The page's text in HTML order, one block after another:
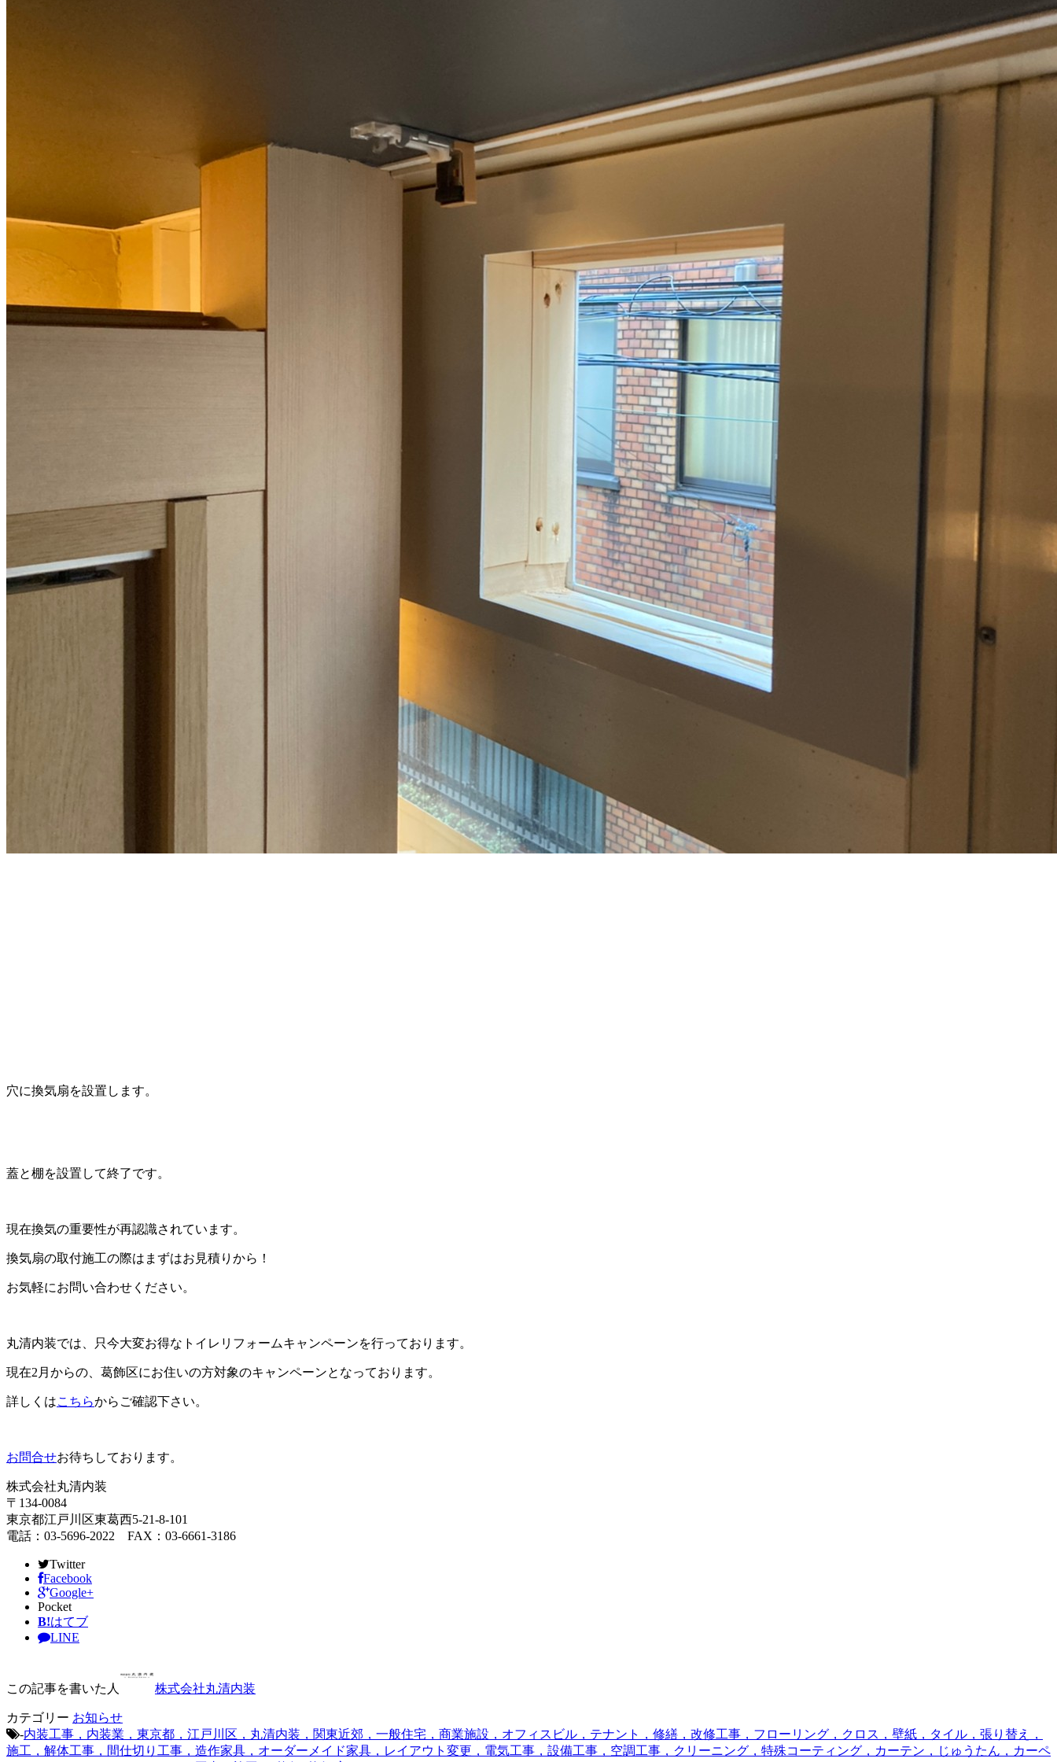
穴に換気扇を設置します。
蓋と棚を設置して終了です。
現在換気の重要性が再認識されています。
換気扇の取付施工の際はまずはお見積りから！
お気軽にお問い合わせください。
丸清内装では、只今大変お得なトイレリフォームキャンペーンを行っております。
現在2月からの、葛飾区にお住いの方対象のキャンペーンとなっております。
詳しくはこちらからご確認下さい。
お問合せお待ちしております。
株式会社丸清内装
〒134-0084
東京都江戸川区東葛西5-21-8-101
電話：03-5696-2022 FAX：03-6661-3186
Twitter
Facebook
Google+
Pocket
B!はてブ
LINE
この記事を書いた人 株式会社丸清内装
カテゴリー お知らせ
-内装工事，内装業，東京都，江戸川区，丸清内装，関東近郊，一般住宅，商業施設，オフィスビル，テナント，修繕，改修工事，フローリング，クロス，壁紙，タイル，張り替え，
施工，解体工事，間仕切り工事，造作家具，オーダーメイド家具，レイアウト変更，電気工事，設備工事，空調工事，クリーニング，特殊コーティング，カーテン，じゅうたん，カーペ